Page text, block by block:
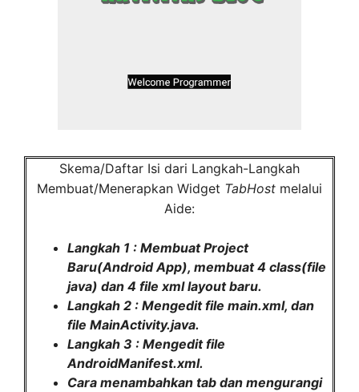
Skema/Daftar Isi dari Langkah-Langkah
Membuat/Menerapkan Widget TabHost melalui
Aide:
Langkah 1 : Membuat Project
Baru(Android App), membuat 4 class(file
java) dan 4 file xml layout baru.
Langkah 2 : Mengedit file main.xml, dan
file MainActivity.java.
Langkah 3 : Mengedit file
AndroidManifest.xml.
Cara menambahkan tab dan mengurangi